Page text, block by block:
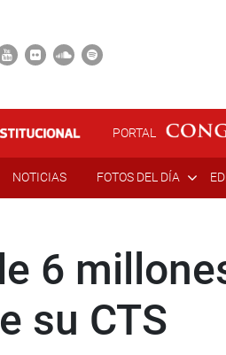
PORTAL
NOTICIAS FOTOS DEL DÍA
6
su CTS